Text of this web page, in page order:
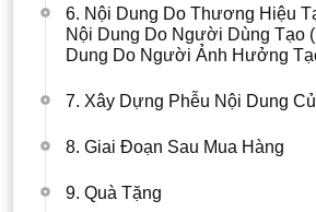
6. Nội Dung Do Thương Hiệu
Nội Dung Do Người Dùng Tạo
Dung Do Người Ảnh Hưởng
7. Xây Dựng Phễu Nội Dung
8. Giai Đoạn Sau Mua Hàng
9. Quà Tặng